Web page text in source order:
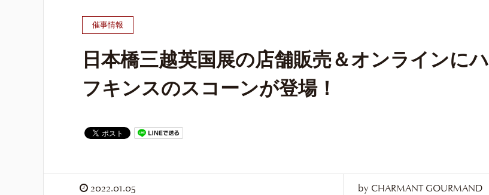
催事情報
日本橋三越英国展の店舗販売＆オンラインにハ
フキンスのスコーンが登場！
2022.01.05 by CHARMANT GOURMAND